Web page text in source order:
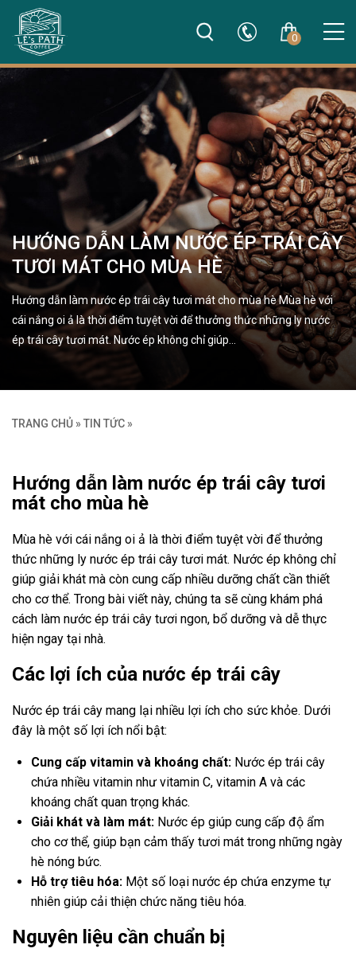
0
HƯỚNG DẪN LÀM NƯỚC ÉP TRÁI CÂY
TƯƠI MÁT CHO MÙA HÈ
Hướng dẫn làm nước ép trái cây tươi mát cho mùa hè Mùa hè với
cái nắng oi ả là thời điểm tuyệt vời để thưởng thức những ly nước
ép trái cây tươi mát. Nước ép không chỉ giúp…
TRANG CHỦ » TIN TỨC »
Hướng dẫn làm nước ép trái cây tươi
mát cho mùa hè
Mùa hè với cái nắng oi ả là thời điểm tuyệt vời để thưởng
thức những ly nước ép trái cây tươi mát. Nước ép không chỉ
giúp giải khát mà còn cung cấp nhiều dưỡng chất cần thiết
cho cơ thể. Trong bài viết này, chúng ta sẽ cùng khám phá
cách làm nước ép trái cây tươi ngon, bổ dưỡng và dễ thực
hiện ngay tại nhà.
Các lợi ích của nước ép trái cây
Nước ép trái cây mang lại nhiều lợi ích cho sức khỏe. Dưới
đây là một số lợi ích nổi bật:
Cung cấp vitamin và khoáng chất: Nước ép trái cây
chứa nhiều vitamin như vitamin C, vitamin A và các
khoáng chất quan trọng khác.
Giải khát và làm mát: Nước ép giúp cung cấp độ ẩm
cho cơ thể, giúp bạn cảm thấy tươi mát trong những ngày
hè nóng bức.
Hỗ trợ tiêu hóa: Một số loại nước ép chứa enzyme tự
nhiên giúp cải thiện chức năng tiêu hóa.
Nguyên liệu cần chuẩn bị